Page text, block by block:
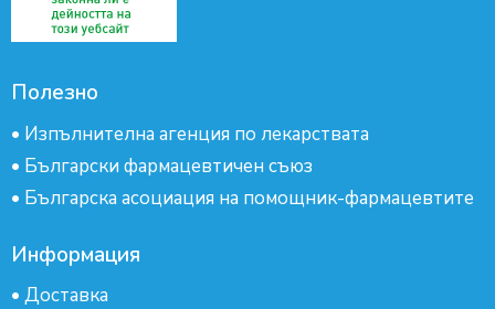
Полезно
• Изпълнителна агенция по лекарствата
• Български фармацевтичен съюз
• Българска асоциация на помощник-фармацевтите
Информация
• Доставка